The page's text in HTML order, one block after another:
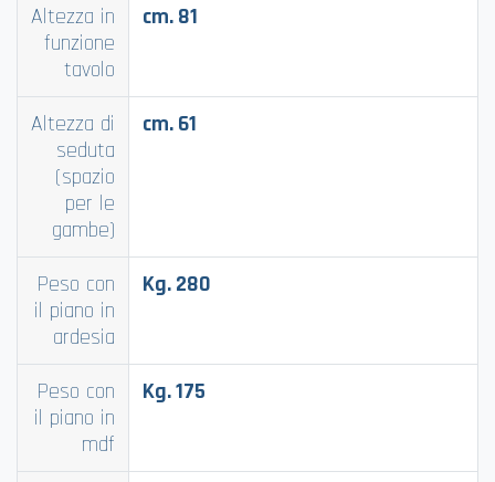
Altezza in
funzione
tavolo
cm. 81
Altezza di
seduta
(spazio
per le
gambe)
cm. 61
Peso con
il piano in
ardesia
Kg. 280
Peso con
il piano in
mdf
Kg. 175